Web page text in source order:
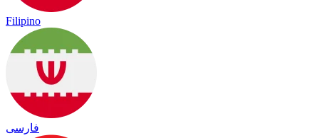
Filipino
فارسی